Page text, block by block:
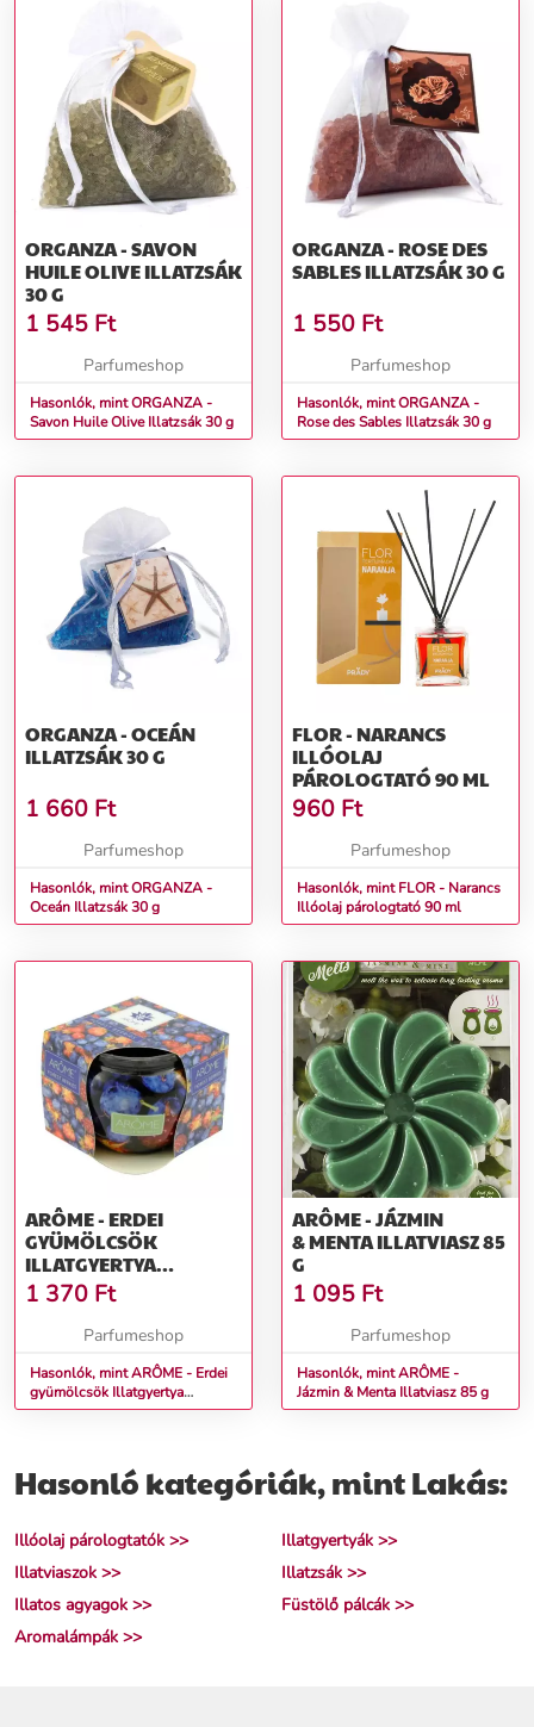
ORGANZA - SAVON
HUILE OLIVE ILLATZSÁK
30 G
1 545 Ft
Parfumeshop
Hasonlók, mint ORGANZA -
Savon Huile Olive Illatzsák 30 g
ORGANZA - ROSE DES
SABLES ILLATZSÁK 30 G
1 550 Ft
Parfumeshop
Hasonlók, mint ORGANZA -
Rose des Sables Illatzsák 30 g
ORGANZA - OCEÁN
ILLATZSÁK 30 G
1 660 Ft
Parfumeshop
Hasonlók, mint ORGANZA -
Oceán Illatzsák 30 g
FLOR - NARANCS
ILLÓOLAJ
PÁROLOGTATÓ 90 ML
960 Ft
Parfumeshop
Hasonlók, mint FLOR - Narancs
Illóolaj párologtató 90 ml
ARÔME - ERDEI
GYÜMÖLCSÖK
ILLATGYERTYA
DOBOZBAN 85 G
1 370 Ft
Parfumeshop
Hasonlók, mint ARÔME - Erdei
gyümölcsök Illatgyertya
dobozban 85 g
ARÔME - JÁZMIN
& MENTA ILLATVIASZ 85
G
1 095 Ft
Parfumeshop
Hasonlók, mint ARÔME -
Jázmin & Menta Illatviasz 85 g
Hasonló kategóriák, mint Lakás:
Illóolaj párologtatók >>
Illatgyertyák >>
Illatviaszok >>
Illatzsák >>
Illatos agyagok >>
Füstölő pálcák >>
Aromalámpák >>